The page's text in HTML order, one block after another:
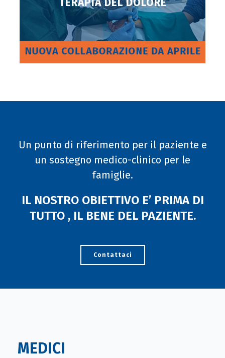
TERAPIA DEL DOLORE
Un punto di riferimento per il paziente e
un sostegno medico-clinico per le
famiglie.
IL NOSTRO OBIETTIVO E’ PRIMA DI
TUTTO , IL BENE DEL PAZIENTE.
Contattaci
MEDICI